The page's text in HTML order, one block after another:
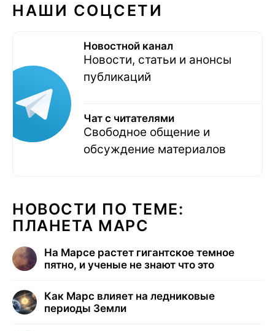
НАШИ СОЦСЕТИ
Новостной канал
Новости, статьи и анонсы
публикаций
Чат с читателями
Свободное общение и
обсуждение материалов
НОВОСТИ ПО ТЕМЕ:
ПЛАНЕТА МАРС
На Марсе растет гигантское темное
пятно, и ученые не знают что это
Как Марс влияет на ледниковые
периоды Земли